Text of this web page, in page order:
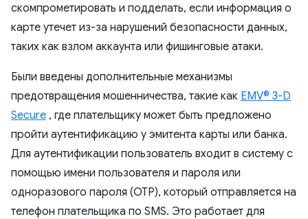
скомпрометировать и подделать, если информация о
карте утечет из-за нарушений безопасности данных,
таких как взлом аккаунта или фишинговые атаки.
Были введены дополнительные механизмы
предотвращения мошенничества, такие как EMV® 3-D
Secure , где плательщику может быть предложено
пройти аутентификацию у эмитента карты или банка.
Для аутентификации пользователь входит в систему с
помощью имени пользователя и пароля или
одноразового пароля (OTP), который отправляется на
телефон плательщика по SMS. Это работает для